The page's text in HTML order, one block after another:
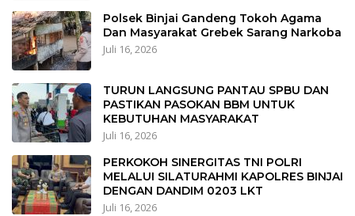
Polsek Binjai Gandeng Tokoh Agama
Dan Masyarakat Grebek Sarang Narkoba
Juli 16, 2026
TURUN LANGSUNG PANTAU SPBU DAN
PASTIKAN PASOKAN BBM UNTUK
KEBUTUHAN MASYARAKAT
Juli 16, 2026
PERKOKOH SINERGITAS TNI POLRI
MELALUI SILATURAHMI KAPOLRES BINJAI
DENGAN DANDIM 0203 LKT
Juli 16, 2026